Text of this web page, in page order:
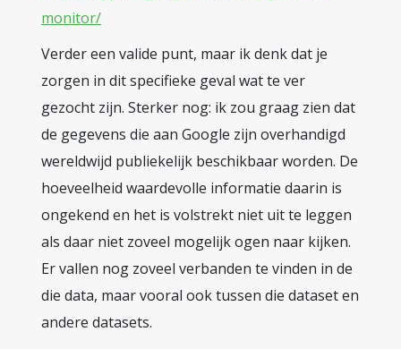
monitor/
Verder een valide punt, maar ik denk dat je
zorgen in dit specifieke geval wat te ver
gezocht zijn. Sterker nog: ik zou graag zien dat
de gegevens die aan Google zijn overhandigd
wereldwijd publiekelijk beschikbaar worden. De
hoeveelheid waardevolle informatie daarin is
ongekend en het is volstrekt niet uit te leggen
als daar niet zoveel mogelijk ogen naar kijken.
Er vallen nog zoveel verbanden te vinden in de
die data, maar vooral ook tussen die dataset en
andere datasets.